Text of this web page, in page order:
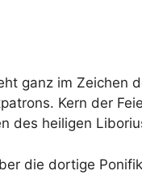
ganz im Zeichen
Kern der
des heiligen
die dortige